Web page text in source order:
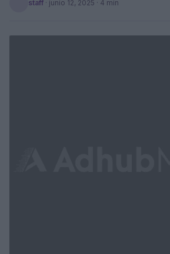
staff · junio 12, 2025 · 4 min